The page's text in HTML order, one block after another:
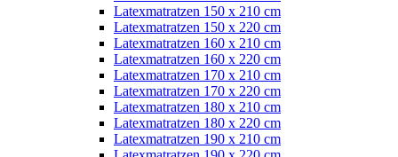
Latexmatratzen 150 x 210 cm
Latexmatratzen 150 x 220 cm
Latexmatratzen 160 x 210 cm
Latexmatratzen 160 x 220 cm
Latexmatratzen 170 x 210 cm
Latexmatratzen 170 x 220 cm
Latexmatratzen 180 x 210 cm
Latexmatratzen 180 x 220 cm
Latexmatratzen 190 x 210 cm